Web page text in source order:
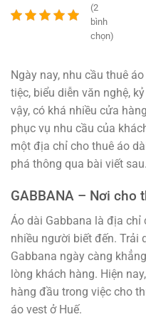
(2
bình
chọn)
Ngày nay, nhu cầu thuê
tiệc, biểu diễn văn nghệ,
vậy, có khá nhiều cửa
phục vụ nhu cầu của
một địa chỉ cho thuê áo
phá thông qua bài viết sau.
GABBANA – Nơi cho
Áo dài Gabbana là địa chỉ
nhiều người biết đến. Trải
Gabbana ngày càng
lòng khách hàng. Hiện
hàng đầu trong việc cho
áo vest ở Huế.